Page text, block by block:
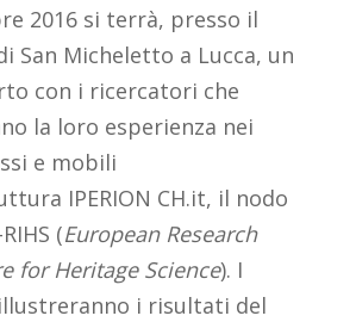
2016 si terrà, presso il
San Micheletto a Lucca, un
con i ricercatori che
la loro esperienza nei
e mobili
IPERION CH.it, il nodo
(European Research
for Heritage Science). I
i risultati del